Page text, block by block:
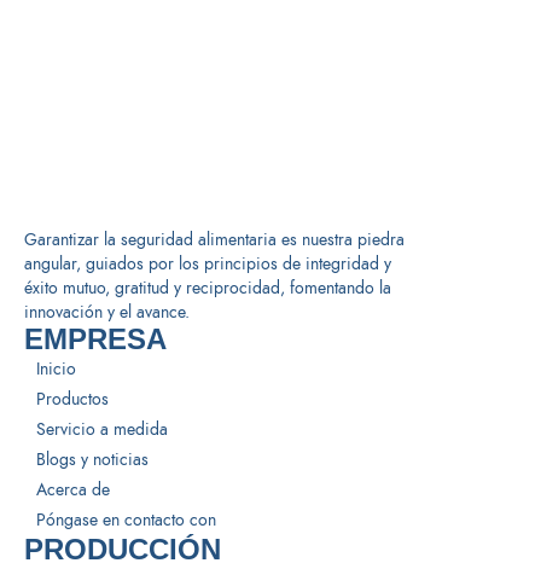
Garantizar la seguridad alimentaria es nuestra piedra
angular, guiados por los principios de integridad y
éxito mutuo, gratitud y reciprocidad, fomentando la
innovación y el avance.
EMPRESA
Inicio
Productos
Servicio a medida
Blogs y noticias
Acerca de
Póngase en contacto con
PRODUCCIÓN